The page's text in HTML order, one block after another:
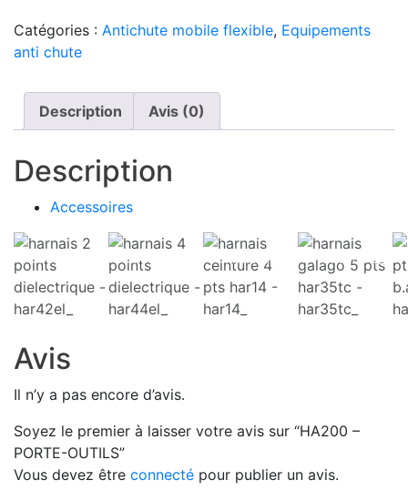
Catégories : Antichute mobile flexible, Equipements
anti chute
Description Avis (0)
Description
Accessoires
HAR42EL_ HAR44EL_ HAR14_ HAR35TC_
Avis
Il n’y a pas encore d’avis.
Soyez le premier à laisser votre avis sur “HA200 –
PORTE-OUTILS”
Vous devez être connecté pour publier un avis.